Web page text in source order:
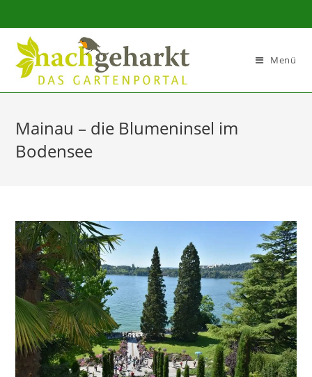
Sidebar-
Inhalt
Menü
Mainau – die Blumeninsel im
Bodensee